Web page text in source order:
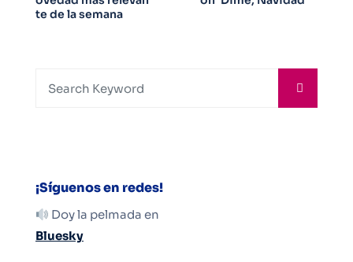
te de la semana
¡Síguenos en redes!
Doy la pelmada en
Bluesky